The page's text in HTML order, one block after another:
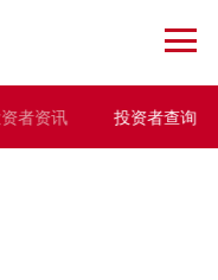
者资讯 投资者查询